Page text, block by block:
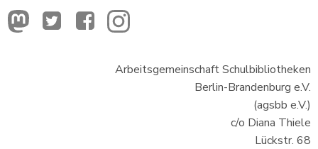
Arbeitsgemeinschaft Schulbibliotheken
Berlin-Brandenburg e.V.
(agsbb e.V.)
c/o Diana Thiele
Lückstr. 68